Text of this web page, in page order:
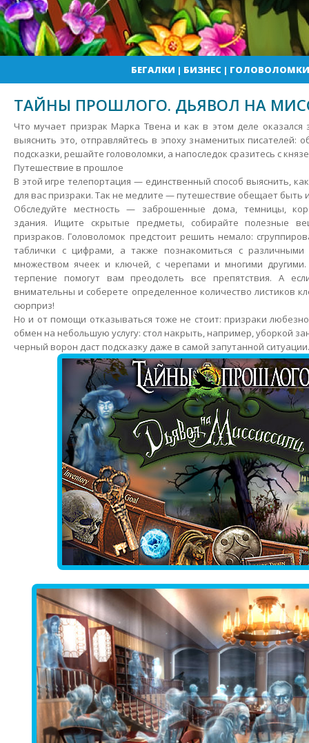
БЕГАЛКИ | БИЗНЕС| ГОЛОВОЛОМКИ
ТАЙНЫ ПРОШЛОГО. ДЬЯВОЛ НА
Что мучает призрак Марка Твена и как в этом деле
выяснить это, отправляйтесь в эпоху знаменитых писателей:
подсказки, решайте головоломки, а напоследок сразитесь с
Путешествие в прошлое
В этой игре телепортация — единственный способ выяснить,
для вас призраки. Так не медлите — путешествие обещает быть
Обследуйте местность — заброшенные дома, темницы,
здания. Ищите скрытые предметы, собирайте полезные
призраков. Головоломок предстоит решить немало:
таблички с цифрами, а также познакомиться с
множеством ячеек и ключей, с черепами и многими
терпение помогут вам преодолеть все препятствия. А
внимательны и соберете определенное количество листиков
сюрприз!
Но и от помощи отказываться тоже не стоит: призраки
обмен на небольшую услугу: стол накрыть, например, уборкой
черный ворон даст подсказку даже в самой запутанной ситуации.